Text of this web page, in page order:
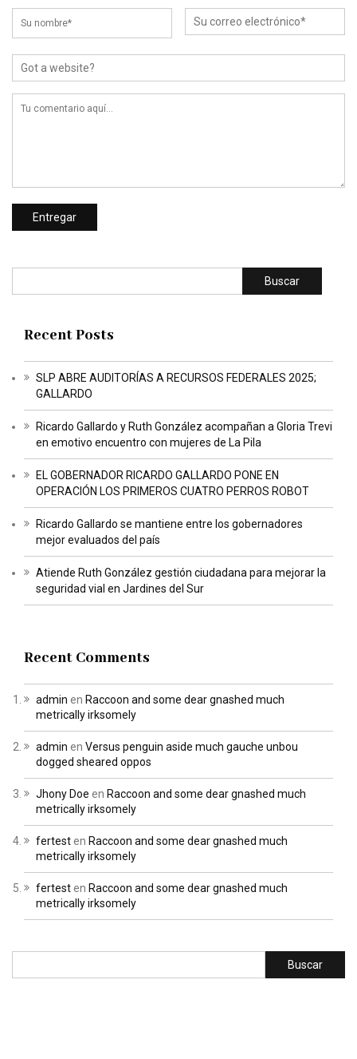
Buscar
Recent Posts
SLP ABRE AUDITORÍAS A RECURSOS FEDERALES 2025;
GALLARDO
Ricardo Gallardo y Ruth González acompañan a Gloria Trevi
en emotivo encuentro con mujeres de La Pila
EL GOBERNADOR RICARDO GALLARDO PONE EN
OPERACIÓN LOS PRIMEROS CUATRO PERROS ROBOT
Ricardo Gallardo se mantiene entre los gobernadores
mejor evaluados del país
Atiende Ruth González gestión ciudadana para mejorar la
seguridad vial en Jardines del Sur
Recent Comments
admin en Raccoon and some dear gnashed much
metrically irksomely
admin en Versus penguin aside much gauche unbou
dogged sheared oppos
Jhony Doe en Raccoon and some dear gnashed much
metrically irksomely
fertesten Raccoon and some dear gnashed much
metrically irksomely
fertesten Raccoon and some dear gnashed much
metrically irksomely